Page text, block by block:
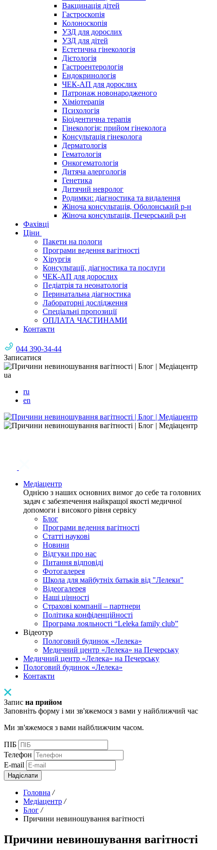
Вакцинація дітей
Гастроскопія
Колоноскопія
УЗД для дорослих
УЗД для дітей
Естетична гінекологія
Дієтологія
Гастроентерологія
Ендокринологія
ЧЕК-АП для дорослих
Патронаж новонародженого
Хіміотерапія
Психологія
Біоідентична терапія
Гінекологія: прийом гінеколога
Консультація гінеколога
Дерматологія
Гематологія
Онкогематологія
Дитяча алергологія
Генетика
Дитячий невролог
Родимки: діагностика та видалення
Жіноча консультація, Оболонський р-н
Жіноча консультація, Печерський р-н
Фахівці
Ціни
Пакети на пологи
Програми ведення вагітності
Хірургія
Консультації, діагностика та послуги
ЧЕК-АП для дорослих
Педіатрія та неонатологія
Перинатальна діагностика
Лабораторні дослідження
Спеціальні пропозиції
ОПЛАТА ЧАСТИНАМИ
Контакти
044 390-34-44
Записатися
ua
ru
en
Медіацентр
Однією з наших основних вимог до себе та головних
задач є забезпечення найкращої якості медичної
допомоги і високого рівня сервісу
Блог
Програми ведення вагітності
Статті наукові
Новини
Відгуки про нас
Питання відповіді
Фотогалерея
Школа для майбутніх батьків від "Лелеки"
Відеогалерея
Наші цінності
Страхові компанії – партнери
Політика конфіденційності
Програма лояльності “Leleka family club”
Відеотур
Пологовий будинок «Лелека»
Медичний центр «Лелека» на Печерську
Медичний центр «Лелека» на Печерську
Пологовий будинок «Лелека»
Контакти
Запис на прийом
Заповніть форму і ми зв'яжемося з вами у найближчий час
Ми зв'яжемося з вами найближчим часом.
ПІБ
Телефон
E-mail
Надіслати
Головна /
Медіацентр /
Блог /
Причини невиношування вагітності
Причини невиношування вагітності